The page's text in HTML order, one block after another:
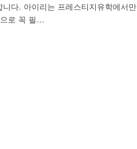
다. 아이리는 프레스티지유학에서
로 꼭 필…